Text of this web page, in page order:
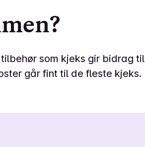
som kjeks gir bidrag til
går fint til de fleste kjeks.